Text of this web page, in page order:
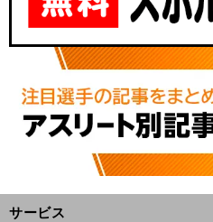
サービス